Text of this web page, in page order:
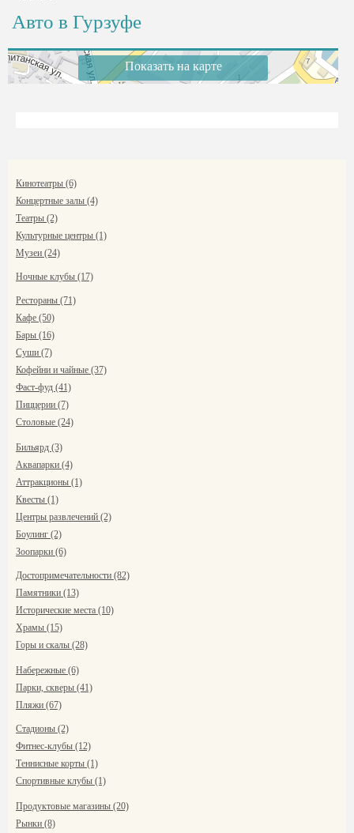
Авто в Гурзуфе
Показать на карте
Кинотеатры (6)
Концертные залы (4)
Театры (2)
Культурные центры (1)
Музеи (24)
Ночные клубы (17)
Рестораны (71)
Кафе (50)
Бары (16)
Суши (7)
Кофейни и чайные (37)
Фаст-фуд (41)
Пиццерии (7)
Столовые (24)
Бильярд (3)
Аквапарки (4)
Аттракционы (1)
Квесты (1)
Центры развлечений (2)
Боулинг (2)
Зоопарки (6)
Достопримечательности (82)
Памятники (13)
Исторические места (10)
Храмы (15)
Горы и скалы (28)
Набережные (6)
Парки, скверы (41)
Пляжи (67)
Стадионы (2)
Фитнес-клубы (12)
Теннисные корты (1)
Спортивные клубы (1)
Продуктовые магазины (20)
Рынки (8)